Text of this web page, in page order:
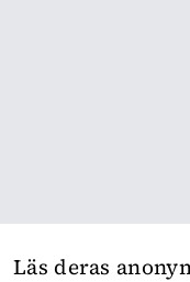
Läs deras